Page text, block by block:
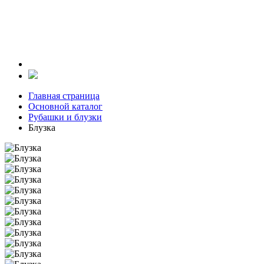
Главная страница
Основной каталог
Рубашки и блузки
Блузка